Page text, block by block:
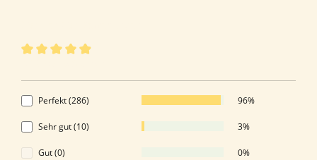
Perfekt (286) 96%
Sehr gut (10) 3%
Gut (0) 0%